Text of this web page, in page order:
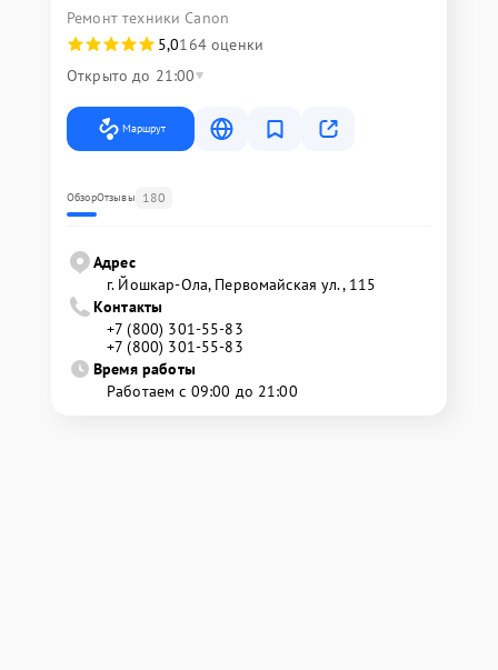
Ремонт техники Canon
5,0164 оценки
Открыто до 21:00
Маршрут
ОбзорОтзывы 180
Адрес
г. Йошкар-Ола, Первомайская ул., 115
Контакты
+7 (800) 301-55-83
+7 (800) 301-55-83
Время работы
Работаем с 09:00 до 21:00